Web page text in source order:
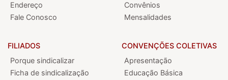
Endereço
Fale Conosco
Convênios
Mensalidades
FILIADOS
Porque sindicalizar
Ficha de sindicalização
CONVENÇÕES COLETIVAS
Apresentação
Educação Básica